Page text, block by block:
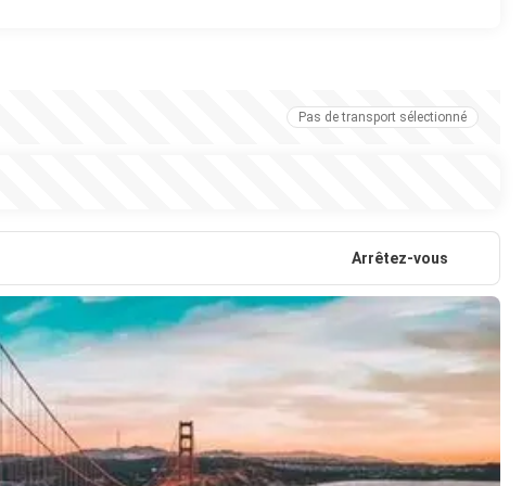
Pas de transport sélectionné
Arrêtez-vous